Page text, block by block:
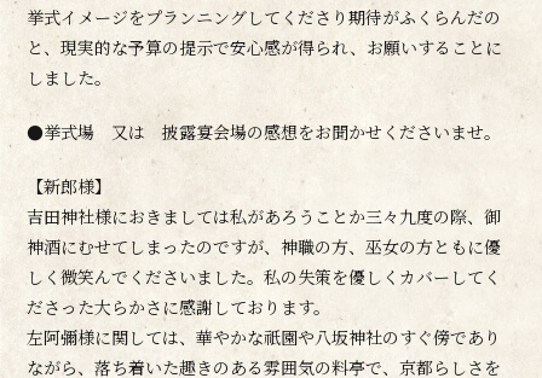
挙式イメージをプランニングしてくださり期待がふくらんだの
と、現実的な予算の提示で安心感が得られ、お願いすることに
しました。
●挙式場 又は 披露宴会場の感想をお聞かせくださいませ。
【新郎様】
吉田神社様におきましては私があろうことか三々九度の際、御
神酒にむせてしまったのですが、神職の方、巫女の方ともに優
しく微笑んでくださいました。私の失策を優しくカバーしてく
ださった大らかさに感謝しております。
左阿彌様に関しては、華やかな祇園や八坂神社のすぐ傍であり
ながら、落ち着いた趣きのある雰囲気の料亭で、京都らしさを